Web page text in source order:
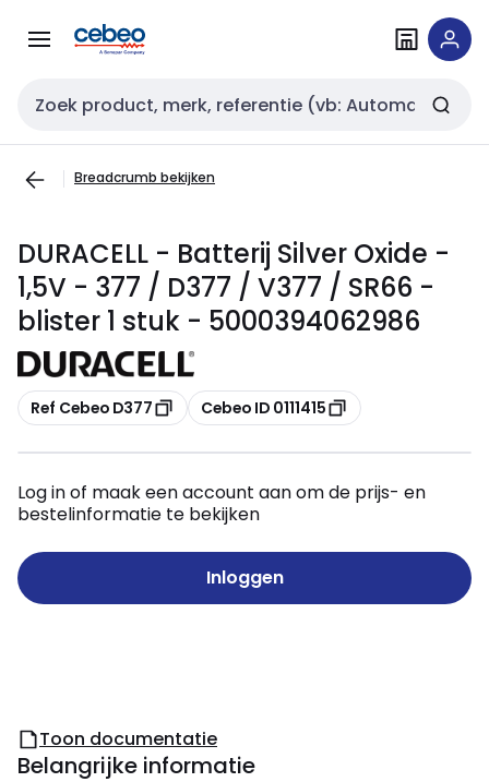
naar
naar
Zoekveld invoer
Breadcrumb bekijken
DURACELL - Batterij Silver Oxide -
1,5V - 377 / D377 / V377 / SR66 -
blister 1 stuk - 5000394062986
Kopiëren
Ref Cebeo D377 Kopiëren
Cebeo ID 0111415
Log in of maak een account aan om de prijs- en
bestelinformatie te bekijken
Inloggen
Toon documentatie
Belangrijke informatie